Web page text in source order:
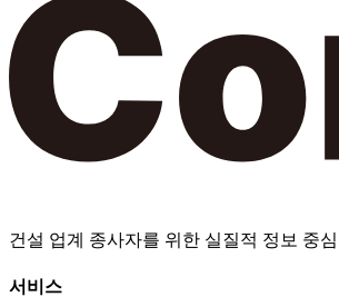
건설 업계 종사자를 위한 실질적 정보 중
서비스